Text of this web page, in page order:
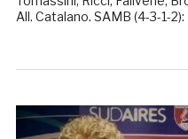
All. Catalano. SAMB (4-3-1-